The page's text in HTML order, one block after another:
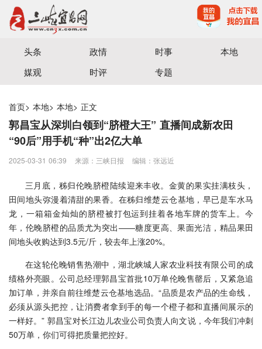
宜昌三峡融媒体中心主办
头条 政情 时事
本地
媒观
时评 专题
首页> 本地> 本地> 正文
郭昌宝从深圳白领到“脐橙大王” 直播间成新农田
“90后”用手机“种”出2亿大单
2025-03-31 06:39 来源：三峡日报 编辑：张远近
三月底，秭归伦晚脐橙陆续迎来丰收。金黄的果实挂满枝头，
田间地头弥漫着清甜的果香。在秭归维楚云仓基地，早已是车水马
龙，一箱箱金灿灿的脐橙被打包运到挂着各地车牌的货车上。今
年，伦晚脐橙的品质尤为突出——糖度更高、果面光洁，精品果田
间地头收购达到3.5元/斤，较去年上涨20%。
在这轮伦晚销售热潮中，湖北峡城人家农业科技有限公司的成
绩格外亮眼。公司总经理郭昌宝首批10万单伦晚售罄后，又紧急追
加订单，并亲自前往维楚云仓基地选品。“品质是农产品的生命线，
必须从源头把控，让消费者拿到手的每一个橙子都和直播间展示的
一样好。” 郭昌宝对长江边儿农业公司负责人向文说，今年我们冲刺
50万单，你们可得把质量把控好。